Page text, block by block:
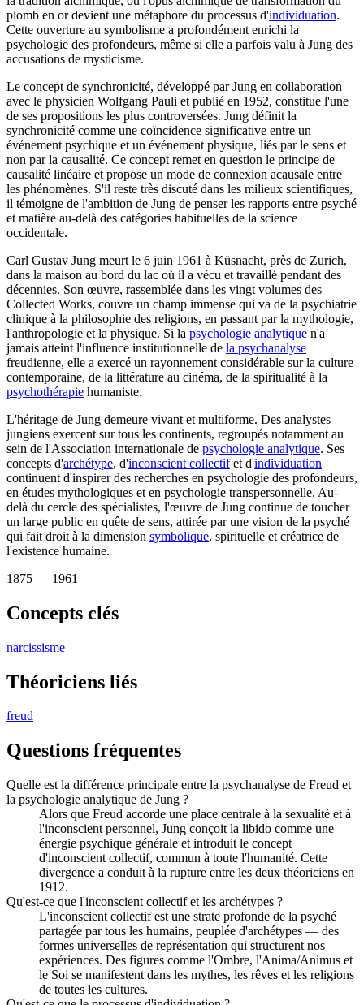
plomb en or devient une métaphore du processus d'individuation.
Cette ouverture au symbolisme a profondément enrichi la
psychologie des profondeurs, même si elle a parfois valu à Jung des
accusations de mysticisme.
Le concept de synchronicité, développé par Jung en collaboration
avec le physicien Wolfgang Pauli et publié en 1952, constitue l'une
de ses propositions les plus controversées. Jung définit la
synchronicité comme une coïncidence significative entre un
événement psychique et un événement physique, liés par le sens et
non par la causalité. Ce concept remet en question le principe de
causalité linéaire et propose un mode de connexion acausale entre
les phénomènes. S'il reste très discuté dans les milieux scientifiques,
il témoigne de l'ambition de Jung de penser les rapports entre psyché
et matière au-delà des catégories habituelles de la science
occidentale.
Carl Gustav Jung meurt le 6 juin 1961 à Küsnacht, près de Zurich,
dans la maison au bord du lac où il a vécu et travaillé pendant des
décennies. Son œuvre, rassemblée dans les vingt volumes des
Collected Works, couvre un champ immense qui va de la psychiatrie
clinique à la philosophie des religions, en passant par la mythologie,
l'anthropologie et la physique. Si la psychologie analytique n'a
jamais atteint l'influence institutionnelle de la psychanalyse
freudienne, elle a exercé un rayonnement considérable sur la culture
contemporaine, de la littérature au cinéma, de la spiritualité à la
psychothérapie humaniste.
L'héritage de Jung demeure vivant et multiforme. Des analystes
jungiens exercent sur tous les continents, regroupés notamment au
sein de l'Association internationale de psychologie analytique. Ses
concepts d'archétype, d'inconscient collectifet d'individuation
continuent d'inspirer des recherches en psychologie des profondeurs,
en études mythologiques et en psychologie transpersonnelle. Au-
delà du cercle des spécialistes, l'œuvre de Jung continue de toucher
un large public en quête de sens, attirée par une vision de la psyché
qui fait droit à la dimension symbolique, spirituelle et créatrice de
l'existence humaine.
1875 — 1961
Concepts clés
narcissisme
Théoriciens liés
freud
Questions fréquentes
Quelle est la différence principale entre la psychanalyse de Freud et
la psychologie analytique de Jung ?
Alors que Freud accorde une place centrale à la sexualité et à
l'inconscient personnel, Jung conçoit la libido comme une
énergie psychique générale et introduit le concept
d'inconscient collectif, commun à toute l'humanité. Cette
divergence a conduit à la rupture entre les deux théoriciens en
1912.
Qu'est-ce que l'inconscient collectif et les archétypes ?
L'inconscient collectif est une strate profonde de la psyché
partagée par tous les humains, peuplée d'archétypes — des
formes universelles de représentation qui structurent nos
expériences. Des figures comme l'Ombre, l'Anima/Animus et
le Soi se manifestent dans les mythes, les rêves et les religions
de toutes les cultures.